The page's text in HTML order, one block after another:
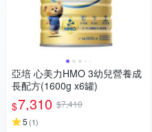
亞培 心美力HMO 3幼兒營養成
長配方(1600g x6罐)
$7,310 $7,410
5 (1)